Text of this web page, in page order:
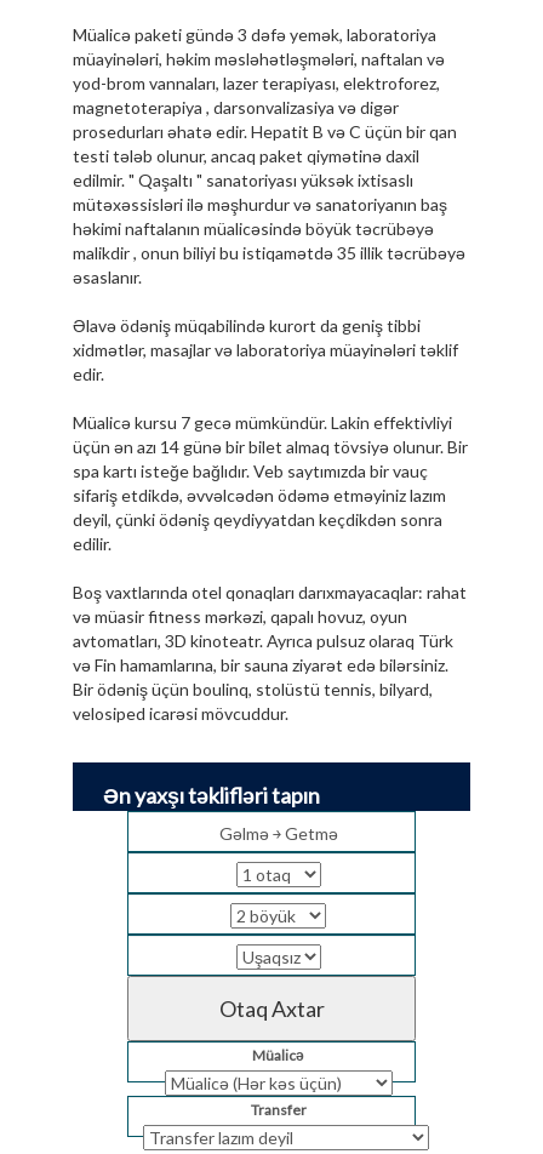
Müalicə paketi gündə 3 dəfə yemək, laboratoriya
müayinələri, həkim məsləhətləşmələri, naftalan və
yod-brom vannaları, lazer terapiyası, elektroforez,
magnetoterapiya , darsonvalizasiya və digər
prosedurları əhatə edir. Hepatit B və C üçün bir qan
testi tələb olunur, ancaq paket qiymətinə daxil
edilmir. " Qaşaltı " sanatoriyası yüksək ixtisaslı
mütəxəssisləri ilə məşhurdur və sanatoriyanın baş
həkimi naftalanın müalicəsində böyük təcrübəyə
malikdir , onun biliyi bu istiqamətdə 35 illik təcrübəyə
əsaslanır.
Əlavə ödəniş müqabilində kurort da geniş tibbi
xidmətlər, masajlar və laboratoriya müayinələri təklif
edir.
Müalicə kursu 7 gecə mümkündür. Lakin effektivliyi
üçün ən azı 14 günə bir bilet almaq tövsiyə olunur. Bir
spa kartı isteğe bağlıdır. Veb saytımızda bir vauç
sifariş etdikdə, əvvəlcədən ödəmə etməyiniz lazım
deyil, çünki ödəniş qeydiyyatdan keçdikdən sonra
edilir.
Boş vaxtlarında otel qonaqları darıxmayacaqlar: rahat
və müasir fitness mərkəzi, qapalı hovuz, oyun
avtomatları, 3D kinoteatr. Ayrıca pulsuz olaraq Türk
və Fin hamamlarına, bir sauna ziyarət edə bilərsiniz.
Bir ödəniş üçün boulinq, stolüstü tennis, bilyard,
velosiped icarəsi mövcuddur.
Ən yaxşı təklifləri tapın
Gəlmə ￫ Getmə
Müalicə
Transfer